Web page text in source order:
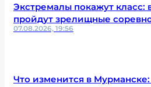
Экстремалы покажут класс:
пройдут зрелищные
07.08.2026, 19:56
Что изменится в